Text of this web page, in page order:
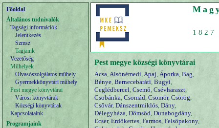
Főoldal
Általános tudnivalók
Tagsági információk
Jelentkezés
Szmsz
Tagjaink
Vezetőség
Műhelyek
Olvasószolgálatos műhely
Gyermekkönyvtári műhely
Pest megye könyvtárai
Városi könyvtárak
Községi könyvtárak
Kapcsolataink
Programjaink
Pest megye községi könyvtárai
Acsa,Alsónémedi,Apaj, Áporka, Bag,
Bénye, Bernecebaráti, Bugyi,
Ceglédbercel, Csemő, Csévharaszt,
Csobánka, Csomád, Csömör, Csörög,
Csővár, Dánszentmiklós, Dány,
Délegyháza, Dömsöd, Dunabogdány,
Ecser, Erdőkertes, Farmos, Felsőpakony,